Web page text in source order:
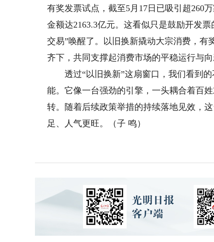
有奖发票试点，截至5月17日已吸引超260
金额达2163.3亿元。这看似只是鼓励开发
交易”唤醒了。以旧换新撬动大宗消费，
齐下，共同支撑起消费市场的平稳运行与向
透过“以旧换新”这扇窗口，我们看到的
能。它像一台强劲的引擎，一头耦合着百
转。随着后续政策举措的持续落地见效，
足、人气更旺。（子 鸣）